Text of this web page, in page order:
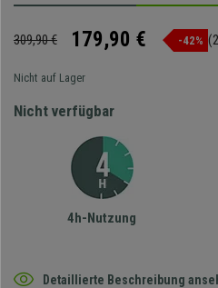
309,90 € 179,90 € -42%
Nicht auf Lager
Nicht verfügbar
4h-Nutzung
Detaillierte Beschreibung